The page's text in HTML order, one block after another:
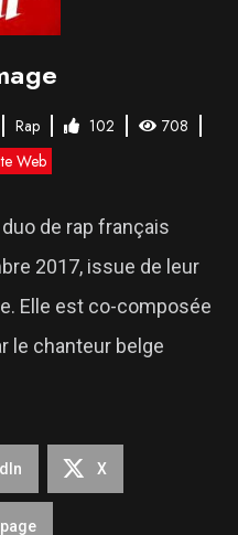
Rap 102
708
Web
de rap français
2017, issue de leur
Elle est co-composée
le chanteur belge
X